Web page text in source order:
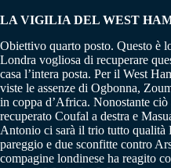
LA VIGILIA DEL WEST
Obiettivo quarto posto. Questo è
Londra vogliosa di recuperare
casa l’intera posta. Per il West
viste le assenze di Ogbonna,
in coppa d’Africa. Nonostante
recuperato Coufal a destra e
Antonio ci sarà il trio tutto
pareggio e due sconfitte contro
compagine londinese ha reagito